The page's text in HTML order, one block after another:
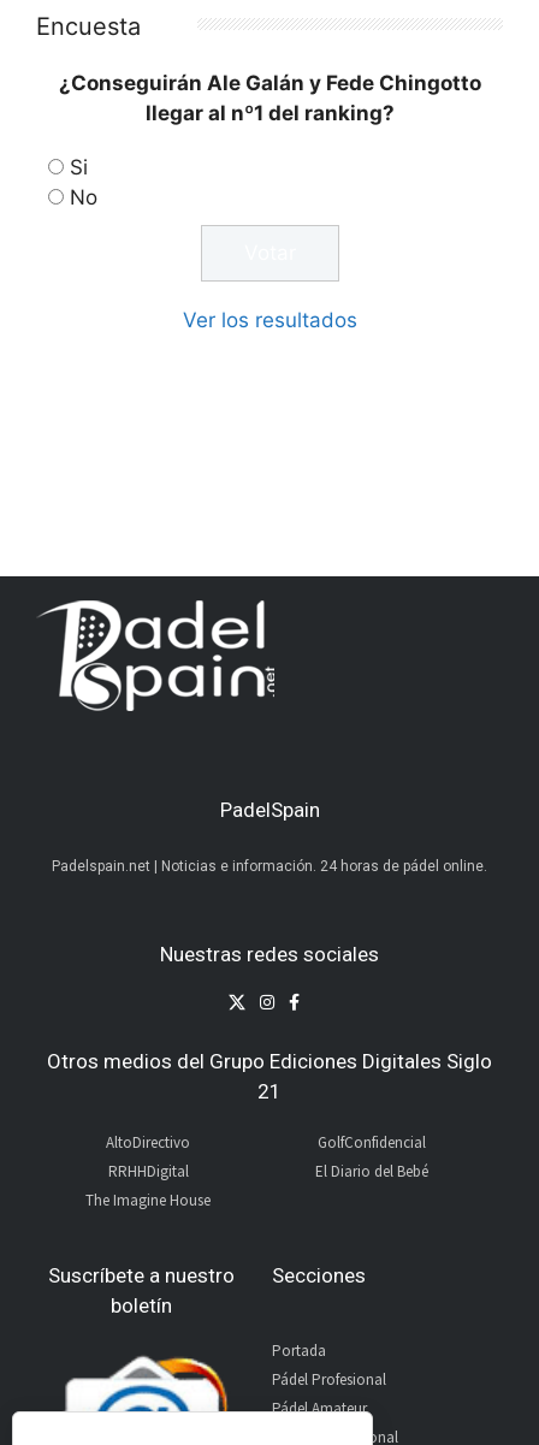
Encuesta
¿Conseguirán Ale Galán y Fede Chingotto
llegar al nº1 del ranking?
Si
No
Ver los resultados
PadelSpain
Padelspain.net | Noticias e información. 24 horas de pádel online.
Nuestras redes sociales
Otros medios del Grupo Ediciones Digitales Siglo
21
AltoDirectivo
RRHHDigital
The Imagine House
GolfConfidencial
El Diario del Bebé
Suscríbete a nuestro
boletín
Secciones
Portada
Pádel Profesional
Pádel Amateur
Pádel Internacional